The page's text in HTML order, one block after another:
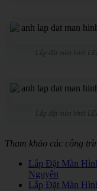
Lắp đặt màn hình
Lắp đặt màn hình
Tham khảo các công
Lắp Đặt Màn
Nguyên
Lắp Đặt Màn